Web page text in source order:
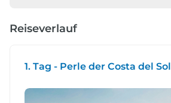
Reiseverlauf
1. Tag - Perle der Costa del Sol